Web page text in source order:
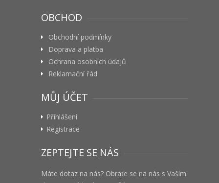
OBCHOD
Obchodní podmínky
Doprava a platba
Ochrana osobních údajů
Reklamační řád
MŮJ ÚČET
Přihlášení
Registrace
ZEPTEJTE SE NÁS
Máte dotaz na nás? Obraťe se na nás s Vaším